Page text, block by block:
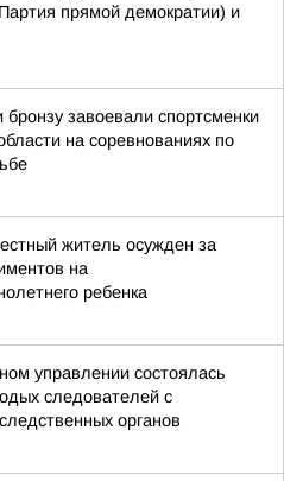
прямой демократии) и
бронзу завоевали спортсменки
на соревнованиях по
житель осужден за
на
ребенка
управлении состоялась
следователей с
органов